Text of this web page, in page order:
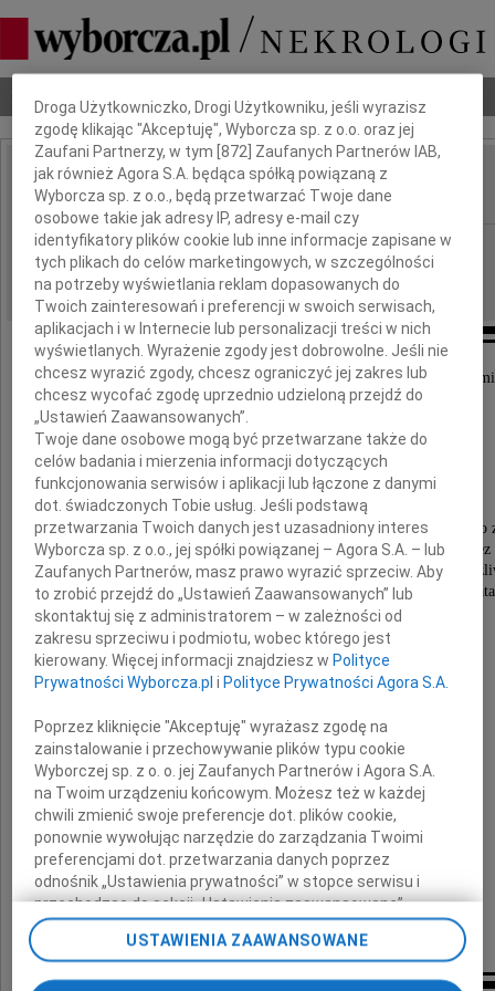
Nekrologi Odeszli Poradnik pogrzebowy
IMIĘ I NAZWISKO: Hanna Gucwińska
REGION: Wrocław
DATA EMISJI: 14.11.2023
Z ogromnym smutkiem przyjąłem wiadomość o
Hanny Gucwińskiej
wieloletniej, legendarnej dyrektorki wrocławskiego
wybitnej postaci sławiącej Wrocław, która m.in. poprzez
"Z kamerą wśród zwierząt" uczyła nas dobroci,
a także miłości wobec całego zwierzęcego świata
Rodzinie i Najbliższym
składam
wyrazy współczucia
Prezydent Wrocławia
Jacek Sutryk
Dbamy o Twoją prywatność
Droga Użytkowniczko, Drogi Użytkowniku, jeśli wyrazisz
zgodę klikając "Akceptuję", Wyborcza sp. z o.o. oraz jej
Zaufani Partnerzy, w tym [872 ] Zaufanych Partnerów IAB,
jak również Agora S.A. będąca spółką powiązaną z
Wyborcza sp. z o.o., będą przetwarzać Twoje dane
osobowe takie jak adresy IP, adresy e-mail czy
identyfikatory plików cookie lub inne informacje zapisane w
tych plikach do celów marketingowych, w szczególności
na potrzeby wyświetlania reklam dopasowanych do
Twoich zainteresowań i preferencji w swoich serwisach,
aplikacjach i w Internecie lub personalizacji treści w nich
wyświetlanych. Wyrażenie zgody jest dobrowolne. Jeśli nie
chcesz wyrazić zgody, chcesz ograniczyć jej zakres lub
chcesz wycofać zgodę uprzednio udzieloną przejdź do
„Ustawień Zaawansowanych”.
Twoje dane osobowe mogą być przetwarzane także do
celów badania i mierzenia informacji dotyczących
funkcjonowania serwisów i aplikacji lub łączone z danymi
dot. świadczonych Tobie usług. Jeśli podstawą
przetwarzania Twoich danych jest uzasadniony interes
Wyborcza sp. z o.o., jej spółki powiązanej – Agora S.A. – lub
Zaufanych Partnerów, masz prawo wyrazić sprzeciw. Aby
to zrobić przejdź do „Ustawień Zaawansowanych” lub
skontaktuj się z administratorem – w zależności od
zakresu sprzeciwu i podmiotu, wobec którego jest
kierowany. Więcej informacji znajdziesz w Polityce
Prywatności Wyborcza.pl i Polityce Prywatności Agora S.A.
Poprzez kliknięcie "Akceptuję" wyrażasz zgodę na
zainstalowanie i przechowywanie plików typu cookie
Wyborczej sp. z o. o. jej Zaufanych Partnerów i Agora S.A.
na Twoim urządzeniu końcowym. Możesz też w każdej
chwili zmienić swoje preferencje dot. plików cookie,
ponownie wywołując narzędzie do zarządzania Twoimi
preferencjami dot. przetwarzania danych poprzez
odnośnik „Ustawienia prywatności” w stopce serwisu i
przechodząc do sekcji „Ustawienia zaawansowane”.
Zmiana ustawień plików cookie możliwa jest także za
pomocą ustawień przeglądarki.
USTAWIENIA ZAAWANSOWANE